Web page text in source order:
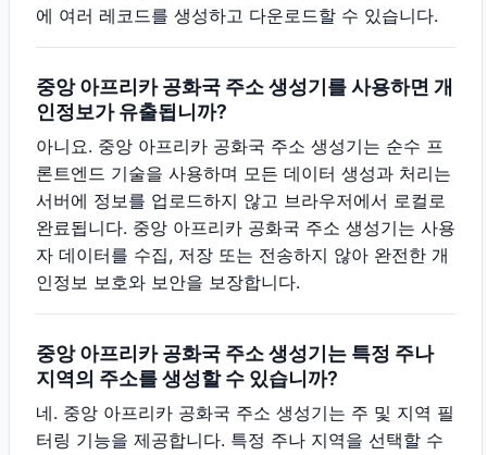
에 여러 레코드를 생성하고 다운로드할 수 있습니다.
중앙 아프리카 공화국 주소 생성기를 사용하면 개
인정보가 유출됩니까?
아니요. 중앙 아프리카 공화국 주소 생성기는 순수 프
론트엔드 기술을 사용하며 모든 데이터 생성과 처리는
서버에 정보를 업로드하지 않고 브라우저에서 로컬로
완료됩니다. 중앙 아프리카 공화국 주소 생성기는 사용
자 데이터를 수집, 저장 또는 전송하지 않아 완전한 개
인정보 보호와 보안을 보장합니다.
중앙 아프리카 공화국 주소 생성기는 특정 주나
지역의 주소를 생성할 수 있습니까?
네. 중앙 아프리카 공화국 주소 생성기는 주 및 지역 필
터링 기능을 제공합니다. 특정 주나 지역을 선택할 수